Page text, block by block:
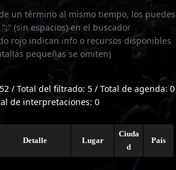
un término al mismo tiempo, los puedes
(sin espacios) en el buscador
rojo indican info o recursos disponibles
pequeñas se omiten)
/ Total del filtrado: 5 / Total de agenda: 0
de interpretaciones: 0
Detalle Lugar
Ciuda
d
País